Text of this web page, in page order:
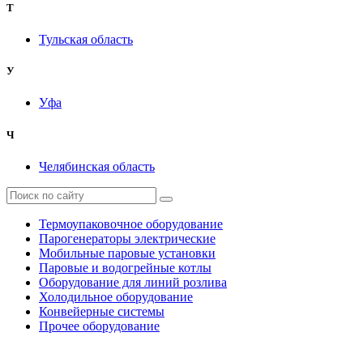
Т
Тульская область
У
Уфа
Ч
Челябинская область
Термоупаковочное оборудование
Парогенераторы электрические
Мобильные паровые установки
Паровые и водогрейные котлы
Оборудование для линий розлива
Холодильное оборудование
Конвейерные системы
Прочее оборудование